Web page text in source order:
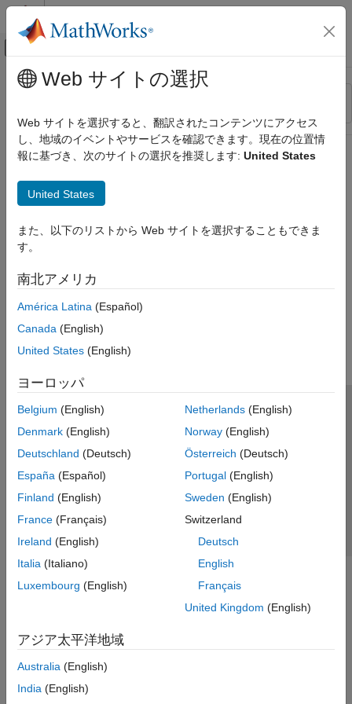
コンテンツへスキップ
オフキャンバス ナビゲーション メ
リソース
ステータス
メインコンテンツ
Web サイトの選択
Web サイトを選択すると、翻訳されたコンテンツにアクセス
し、地域のイベントやサービスを確認できます。現在の位置情
報に基づき、次のサイトの選択を推奨します: United States
United States
また、以下のリストから Web サイトを選択することもできま
す。
南北アメリカ
América Latina (Español)
Canada (English)
United States (English)
ヨーロッパ
Belgium (English)
Denmark (English)
Deutschland (Deutsch)
España (Español)
Finland (English)
France (Français)
Ireland (English)
Italia (Italiano)
Luxembourg (English)
Netherlands(English)
Norway(English)
Österreich (Deutsch)
Portugal(English)
Sweden (English)
Switzerland
Deutsch
English
Français
United Kingdom (English)
アジア太平洋地域
Australia (English)
India (English)
トラストセンター
プライバシー ポリシー
違法コピー防止
アプリケーション ステータス
© 1994-2026 The MathWorks, Inc.